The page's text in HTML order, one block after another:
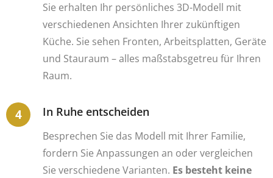
Sie erhalten Ihr persönliches 3D-Modell mit
verschiedenen Ansichten Ihrer zukünftigen
Küche. Sie sehen Fronten, Arbeitsplatten, Geräte
und Stauraum – alles maßstabsgetreu für Ihren
Raum.
In Ruhe entscheiden
Besprechen Sie das Modell mit Ihrer Familie,
fordern Sie Anpassungen an oder vergleichen
Sie verschiedene Varianten. Es besteht keine